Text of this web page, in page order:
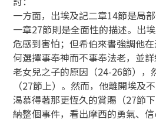
一方面，出埃及記二章14節是局
一章27節則是全面性的描述。出
危感到害怕；但希伯來書強調他
何選擇事奉神而不事奉法老，並
老女兒之子的原因（24-26節），
（27節上）。然而，他離開埃及
渴慕得著那更恆久的賞賜（27節
納整個事件，看出摩西的勇氣、信